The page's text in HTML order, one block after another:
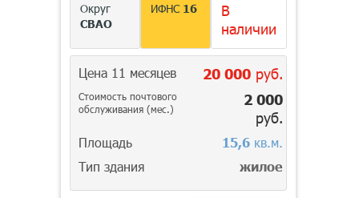
Округ
СВАО
ИФНС 16
В
наличии
Цена 11 месяцев 20 000руб.
Стоимость почтового
обслуживания (мес.)
2 000
руб.
Площадь 15,6кв.м.
Тип здания
жилое